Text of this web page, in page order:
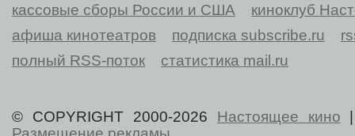
кассовые сборы России и США
киноклуб
афиша кинотеатров
подписка subscribe.ru
полный RSS-поток
статистика mail.ru
© COPYRIGHT 2000-2026 Настоящее кино